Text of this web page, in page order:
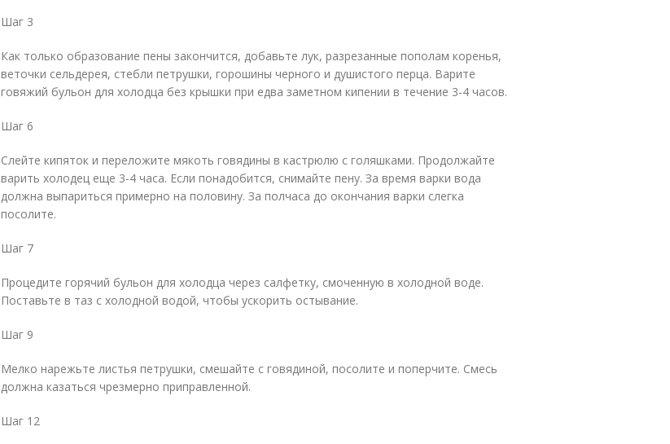
Шаг 3
Как только образование пены закончится, добавьте лук, разрезанные пополам коренья,
веточки сельдерея, стебли петрушки, горошины черного и душистого перца. Варите
говяжий бульон для холодца без крышки при едва заметном кипении в течение 3-4 часов.
Шаг 6
Слейте кипяток и переложите мякоть говядины в кастрюлю с голяшками. Продолжайте
варить холодец еще 3-4 часа. Если понадобится, снимайте пену. За время варки вода
должна выпариться примерно на половину. За полчаса до окончания варки слегка
посолите.
Шаг 7
Процедите горячий бульон для холодца через салфетку, смоченную в холодной воде.
Поставьте в таз с холодной водой, чтобы ускорить остывание.
Шаг 9
Мелко нарежьте листья петрушки, смешайте с говядиной, посолите и поперчите. Смесь
должна казаться чрезмерно приправленной.
Шаг 12